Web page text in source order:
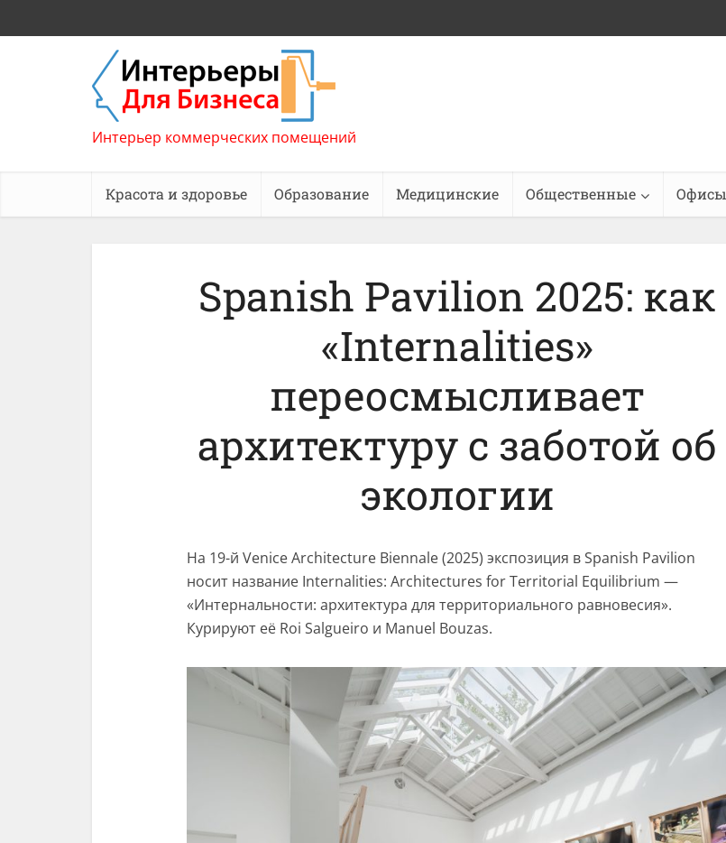
Интерьер коммерческих помещений
Красота и здоровье Образование Медицинские Общественные Офисы
Spanish Pavilion 2025: как
«Internalities»
переосмысливает
архитектуру с заботой об
экологии
На 19-й Venice Architecture Biennale (2025) экспозиция в Spanish Pavilion
носит название Internalities: Architectures for Territorial Equilibrium —
«Интернальности: архитектура для территориального равновесия».
Курируют её Roi Salgueiro и Manuel Bouzas.